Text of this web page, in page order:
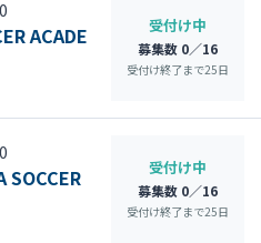
ACADE
受付け中
募集数 0／16
受付け終了まで25日
SOCCER
受付け中
募集数 0／16
受付け終了まで25日